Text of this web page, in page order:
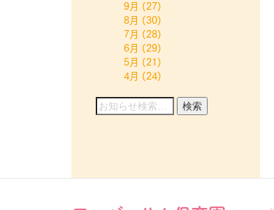
9月
(27)
8月
(30)
7月
(28)
6月
(29)
5月
(21)
4月
(24)